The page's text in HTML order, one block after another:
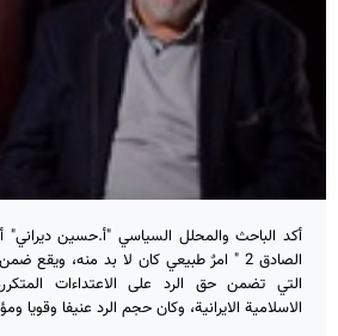
أكد الباحث والمحلل السياسي "أ.حسين ديراني"
الصادق 2 " امرٌ طبيعي كان لا بد منه، ويقع
التي تضمن حق الرد على الاعتداءات
الاسلامية الايرانية، وكان حجم الرد عنيفا وقويا